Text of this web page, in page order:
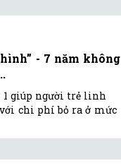
- 7 năm không
1 giúp người trẻ linh
chi phí bỏ ra ở mức